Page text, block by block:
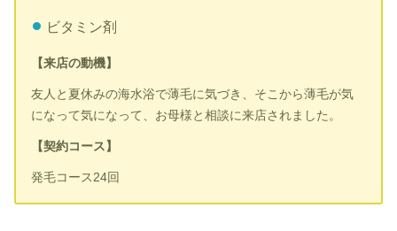
ビタミン剤
【来店の動機】
友人と夏休みの海水浴で薄毛に気づき、そこから薄毛が気
になって気になって、お母様と相談に来店されました。
【契約コース】
発毛コース24回